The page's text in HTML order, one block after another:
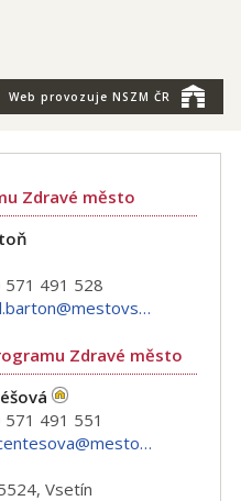
Web provozuje NSZM ČR
Pokro Šampi Šampi
Zdravé město
571 491 528
pavel.barton@mestovsetin.cz
Zdravé město
571 491 551
jana.centesova@mestovsetin.cz
Vsetín